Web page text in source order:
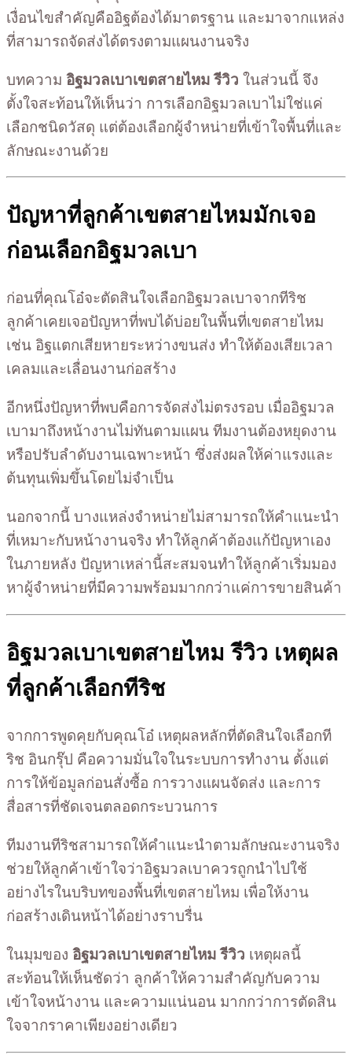
เงื่อนไขสำคัญคืออิฐต้องได้มาตรฐาน และมาจากแหล่ง
ที่สามารถจัดส่งได้ตรงตามแผนงานจริง
บทความ อิฐมวลเบาเขตสายไหม รีวิว ในส่วนนี้ จึง
ตั้งใจสะท้อนให้เห็นว่า การเลือกอิฐมวลเบาไม่ใช่แค่
เลือกชนิดวัสดุ แต่ต้องเลือกผู้จำหน่ายที่เข้าใจพื้นที่และ
ลักษณะงานด้วย
ปัญหาที่ลูกค้าเขตสายไหมมักเจอ
ก่อนเลือกอิฐมวลเบา
ก่อนที่คุณโอ๋จะตัดสินใจเลือกอิฐมวลเบาจากทีริช
ลูกค้าเคยเจอปัญหาที่พบได้บ่อยในพื้นที่เขตสายไหม
เช่น อิฐแตกเสียหายระหว่างขนส่ง ทำให้ต้องเสียเวลา
เคลมและเลื่อนงานก่อสร้าง
อีกหนึ่งปัญหาที่พบคือการจัดส่งไม่ตรงรอบ เมื่ออิฐมวล
เบามาถึงหน้างานไม่ทันตามแผน ทีมงานต้องหยุดงาน
หรือปรับลำดับงานเฉพาะหน้า ซึ่งส่งผลให้ค่าแรงและ
ต้นทุนเพิ่มขึ้นโดยไม่จำเป็น
นอกจากนี้ บางแหล่งจำหน่ายไม่สามารถให้คำแนะนำ
ที่เหมาะกับหน้างานจริง ทำให้ลูกค้าต้องแก้ปัญหาเอง
ในภายหลัง ปัญหาเหล่านี้สะสมจนทำให้ลูกค้าเริ่มมอง
หาผู้จำหน่ายที่มีความพร้อมมากกว่าแค่การขายสินค้า
อิฐมวลเบาเขตสายไหม รีวิว เหตุผล
ที่ลูกค้าเลือกทีริช
จากการพูดคุยกับคุณโอ๋ เหตุผลหลักที่ตัดสินใจเลือกที
ริช อินกรุ๊ป คือความมั่นใจในระบบการทำงาน ตั้งแต่
การให้ข้อมูลก่อนสั่งซื้อ การวางแผนจัดส่ง และการ
สื่อสารที่ชัดเจนตลอดกระบวนการ
ทีมงานทีริชสามารถให้คำแนะนำตามลักษณะงานจริง
ช่วยให้ลูกค้าเข้าใจว่าอิฐมวลเบาควรถูกนำไปใช้
อย่างไรในบริบทของพื้นที่เขตสายไหม เพื่อให้งาน
ก่อสร้างเดินหน้าได้อย่างราบรื่น
ในมุมของ อิฐมวลเบาเขตสายไหม รีวิว เหตุผลนี้
สะท้อนให้เห็นชัดว่า ลูกค้าให้ความสำคัญกับความ
เข้าใจหน้างาน และความแน่นอน มากกว่าการตัดสิน
ใจจากราคาเพียงอย่างเดียว